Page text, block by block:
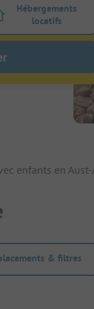
filtre emplacements
Activez le
Hébergements
locatifs
enfants en
& filtres